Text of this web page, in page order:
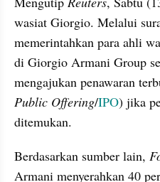
wasiat Giorgio. Melalui
memerintahkan para ahli
di Giorgio Armani Group
mengajukan penawaran
Public Offering/IPO) jika
ditemukan.
Berdasarkan sumber lain,
Armani menyerahkan 40